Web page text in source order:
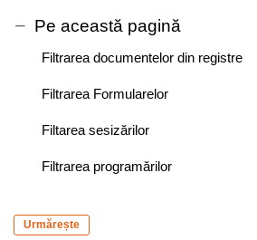
Pe această pagină
Filtrarea documentelor din registre
Filtrarea Formularelor
Filtarea sesizărilor
Filtrarea programărilor
Urmărește